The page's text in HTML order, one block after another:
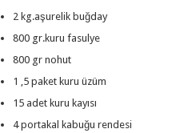
2 kg.aşurelik buğday
800 gr.kuru fasulye
800 gr nohut
1 ,5 paket kuru üzüm
15 adet kuru kayısı
4 portakal kabuğu rendesi